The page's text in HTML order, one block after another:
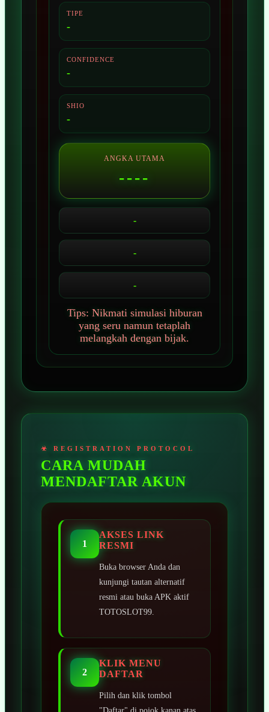
TIPE
-
CONFIDENCE
-
SHIO
-
ANGKA UTAMA
----
-
-
-
Tips: Nikmati simulasi hiburan
yang seru namun tetaplah
melangkah dengan bijak.
CARA MUDAH
MENDAFTAR AKUN
1
AKSES LINK
RESMI
Buka browser Anda dan
kunjungi tautan alternatif
resmi atau buka APK aktif
TOTOSLOT99.
2
KLIK MENU
DAFTAR
Pilih dan klik tombol